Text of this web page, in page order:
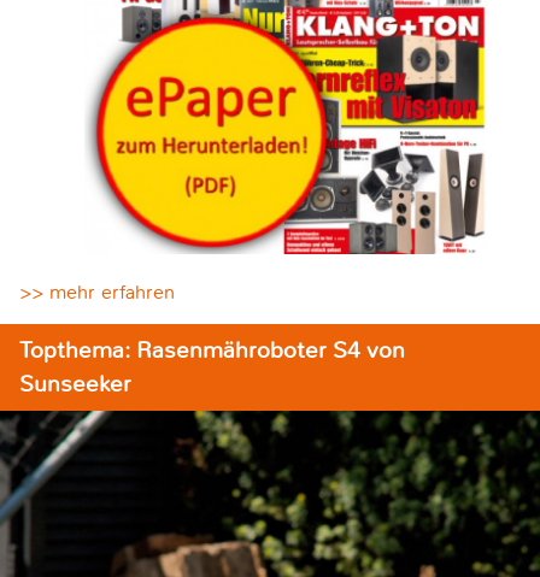
>> mehr erfahren
Topthema: Rasenmähroboter S4 von
Sunseeker